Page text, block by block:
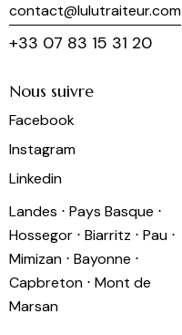
contact@lulutraiteur.com
+33 07 83 15 31 20
Nous suivre
Facebook
Instagram
Linkedin
Landes ⋅ Pays Basque ⋅
Hossegor ⋅ Biarritz ⋅ Pau ⋅
Mimizan ⋅ Bayonne ⋅
Capbreton ⋅ Mont de
Marsan